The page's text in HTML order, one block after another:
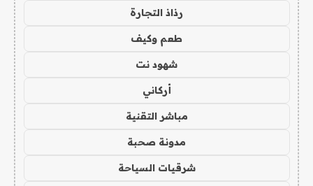
رذاذ التجارة
طعم وكيف
شهود نت
أركاني
مباشر التقنية
مدونة صحبة
شرقيات السياحة